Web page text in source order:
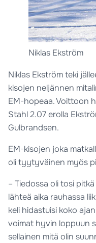
Niklas Ekström
Niklas Ekström teki
kisojen neljännen
EM-hopeaa. Voittoon
Stahl 2.07 erolla
Gulbrandsen.
EM-kisojen joka
oli tyytyväinen myös
– Tiedossa oli tosi
lähteä aika rauhassa
keli hidastuisi koko
voimat hyvin loppuun
sellainen mitä olin